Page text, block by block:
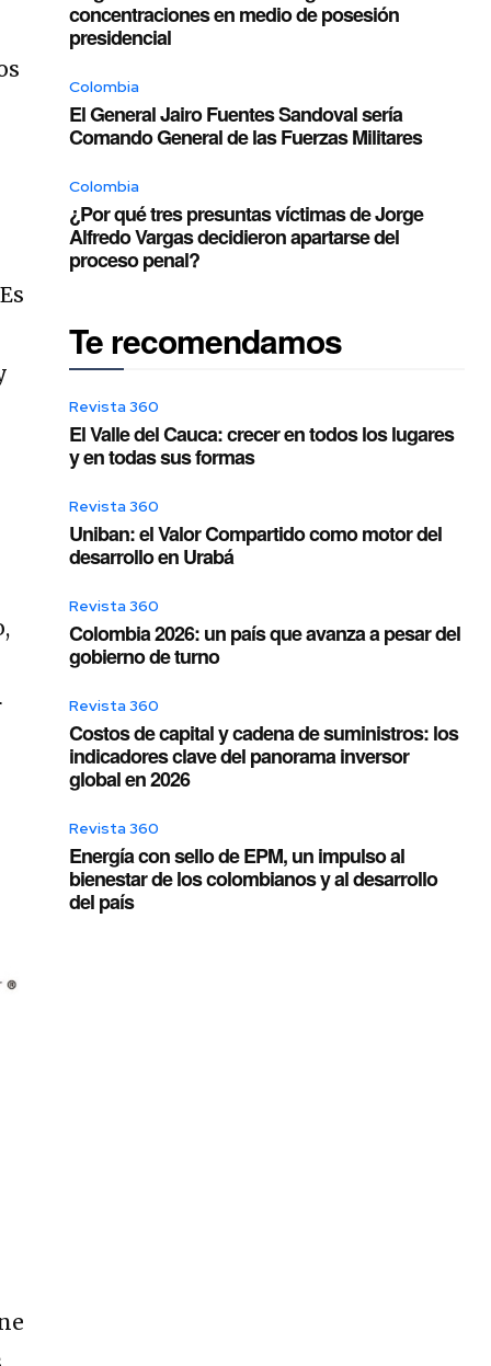
concentraciones en medio de posesión
presidencial
Colombia
El General Jairo Fuentes Sandoval sería
Comando General de las Fuerzas Militares
Colombia
¿Por qué tres presuntas víctimas de Jorge
Alfredo Vargas decidieron apartarse del
proceso penal?
Te recomendamos
Revista 360
El Valle del Cauca: crecer en todos los lugares
y en todas sus formas
Revista 360
Uniban: el Valor Compartido como motor del
desarrollo en Urabá
Revista 360
Colombia 2026: un país que avanza a pesar del
gobierno de turno
Revista 360
Costos de capital y cadena de suministros: los
indicadores clave del panorama inversor
global en 2026
Revista 360
Energía con sello de EPM, un impulso al
bienestar de los colombianos y al desarrollo
del país